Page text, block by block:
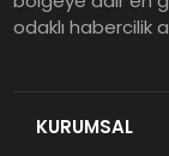
odaklı habercilik
KURUMSAL